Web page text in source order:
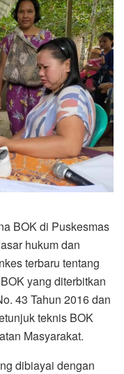
BOK di Puskesmas
hukum dan
terbaru tentang
yang diterbitkan
43 Tahun 2016 dan
teknis BOK
Masyarakat.
dibiayai dengan